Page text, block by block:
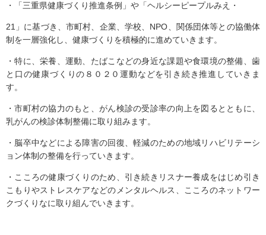
・「三重県健康づくり推進条例」や「ヘルシーピープルみえ・
21」に基づき、市町村、企業、学校、NPO、関係団体等との協働体
制を一層強化し、健康づくりを積極的に進めていきます。
・特に、栄養、運動、たばこなどの身近な課題や食環境の整備、歯
と口の健康づくりの８０２０運動などを引き続き推進していきま
す。
・市町村の協力のもと、がん検診の受診率の向上を図るとともに、
乳がんの検診体制整備に取り組みます。
・脳卒中などによる障害の回復、軽減のための地域リハビリテーシ
ョン体制の整備を行っていきます。
・こころの健康づくりのため、引き続きリスナー養成をはじめ引き
こもりやストレスケアなどのメンタルヘルス、こころのネットワー
クづくりなに取り組んでいきます。